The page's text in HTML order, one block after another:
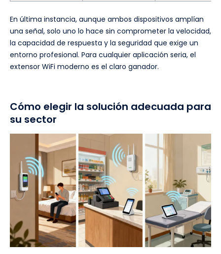
En última instancia, aunque ambos dispositivos amplían
una señal, solo uno lo hace sin comprometer la velocidad,
la capacidad de respuesta y la seguridad que exige un
entorno profesional. Para cualquier aplicación seria, el
extensor WiFi moderno es el claro ganador.
Cómo elegir la solución adecuada para
su sector